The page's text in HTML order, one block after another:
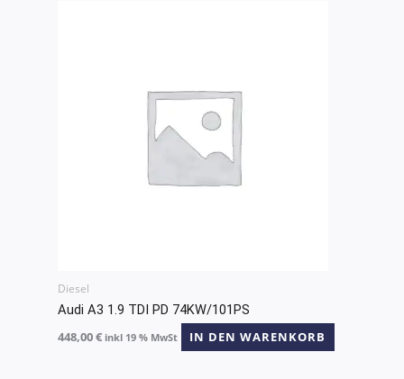
Diesel
Audi A3 1.9 TDI PD 74KW/101PS
448,00€ inkl 19 % MwSt IN DEN WARENKORB